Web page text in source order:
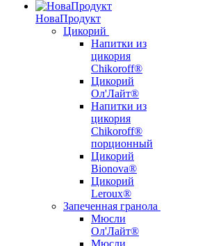
НоваПродукт
Цикорий
Напитки из
цикория
Chikoroff®
Цикорий
Ол'Лайт®
Напитки из
цикория
Chikoroff®
порционный
Цикорий
Bionova®
Цикорий
Leroux®
Запеченная гранола
Мюсли
Ол'Лайт®
Мюсли